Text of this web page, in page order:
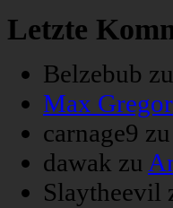
Letzte
Belzebub zu
Max
carnage9 zu
dawak zu
Slaytheevil